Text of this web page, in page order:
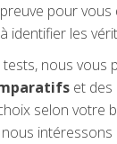
pour
identifier les
tests, nous vous
et des
selon votre
intéressons